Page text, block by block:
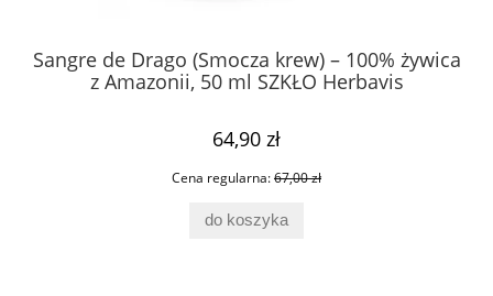
Sangre de Drago (Smocza krew) – 100% żywica
z Amazonii, 50 ml SZKŁO Herbavis
64,90 zł
Cena regularna:67,00 zł
do koszyka